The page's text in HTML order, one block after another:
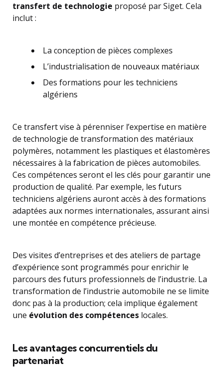
transfert de technologie proposé par Siget. Cela
inclut :
La conception de pièces complexes
L’industrialisation de nouveaux matériaux
Des formations pour les techniciens
algériens
Ce transfert vise à pérenniser l’expertise en matière
de technologie de transformation des matériaux
polymères, notamment les plastiques et élastomères
nécessaires à la fabrication de pièces automobiles.
Ces compétences seront el les clés pour garantir une
production de qualité. Par exemple, les futurs
techniciens algériens auront accès à des formations
adaptées aux normes internationales, assurant ainsi
une montée en compétence précieuse.
Des visites d’entreprises et des ateliers de partage
d’expérience sont programmés pour enrichir le
parcours des futurs professionnels de l’industrie. La
transformation de l’industrie automobile ne se limite
donc pas à la production; cela implique également
une évolution des compétences locales.
Les avantages concurrentiels du
partenariat